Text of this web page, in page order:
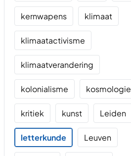
kernwapens klimaat
klimaatactivisme
klimaatverandering
kolonialisme kosmologie
kritiek kunst Leiden
letterkunde Leuven